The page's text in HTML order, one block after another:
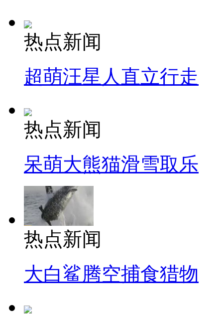
热点新闻
超萌汪星人直立行走
热点新闻
呆萌大熊猫滑雪取乐
热点新闻
大白鲨腾空捕食猎物